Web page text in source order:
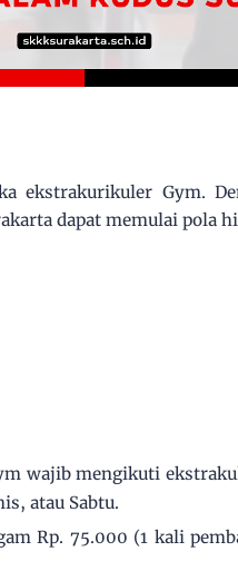
ekstrakurikuler Gym.
dapat memulai pola
wajib mengikuti
atau Sabtu.
Rp. 75.000 (1 kali